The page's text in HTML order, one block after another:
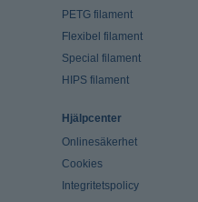
PETG filament
Flexibel filament
Special filament
HIPS filament
Hjälpcenter
Onlinesäkerhet
Cookies
Integritetspolicy